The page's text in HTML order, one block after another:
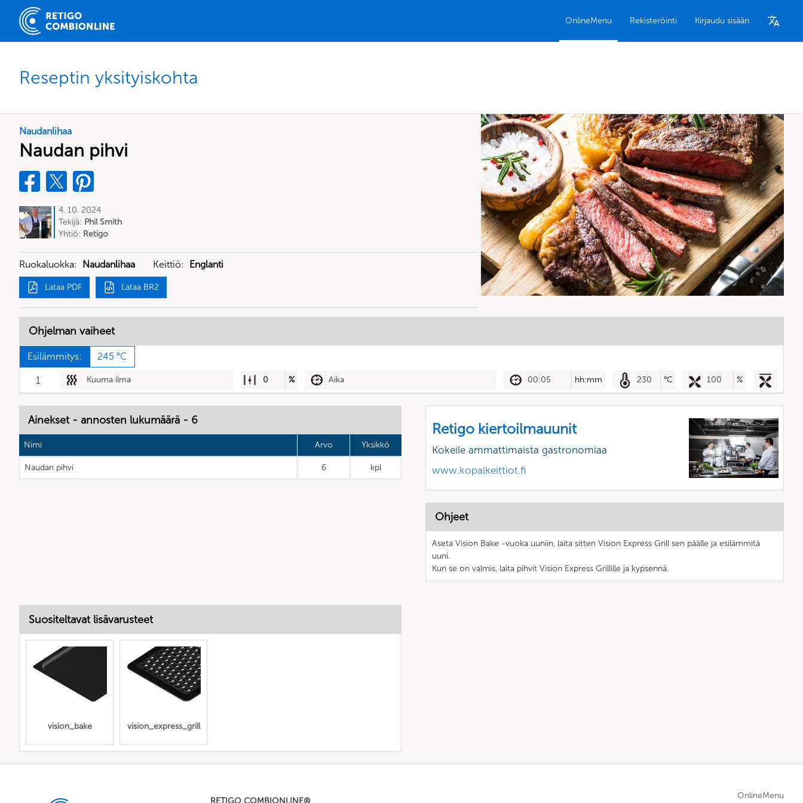
OnlineMenu Rekisteröinti Kirjaudu sisään
Reseptin yksityiskohta
Naudanlihaa
Naudan pihvi
4. 10. 2024
Tekijä: Phil Smith
Yhtiö: Retigo
Ruokaluokka: Naudanlihaa Keittiö: Englanti
Lataa PDF Lataa BR2
Ohjelman vaiheet
Esilämmitys: 245 °C
1 Kuuma ilma 0 % Aika 00:05 hh:mm 230 °C 100 %
Ainekset - annosten lukumäärä - 6
Nimi Arvo Yksikkö
Naudan pihvi 6 kpl
Retigo kiertoilmauunit
Kokeile ammattimaista gastronomiaa
www.kopalkeittiot.fi
Ohjeet
Aseta Vision Bake -vuoka uuniin, laita sitten Vision Express Grill sen päälle ja esilämmitä
uuni.
Kun se on valmis, laita pihvit Vision Express Grillille ja kypsennä.
Suositeltavat lisävarusteet
vision_bake vision_express_grill
RETIGO COMBIONLINE®
OnlineMenu